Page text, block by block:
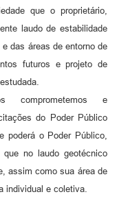
que o proprietário,
laudo de estabilidade
das áreas de entorno de
futuros e projeto de
comprometemos e
do Poder Público
poderá o Poder Público,
no laudo geotécnico
assim como sua área de
individual e coletiva.